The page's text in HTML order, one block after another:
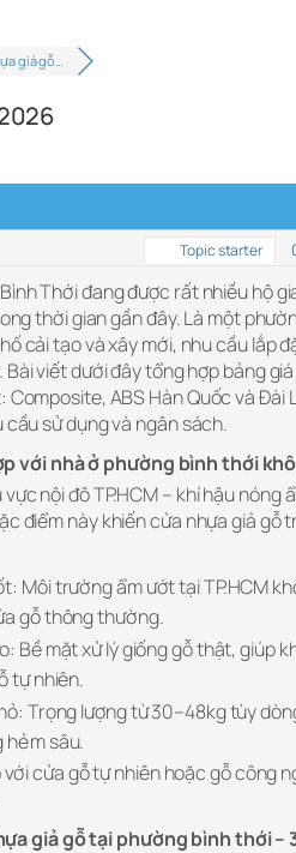
giả gỗ…
Topic starter
Thới đang được rất nhiều hộ
thời gian gần đây. Là một
cải tạo và xây mới, nhu cầu lắp
viết dưới đây tổng hợp bảng
ABS Hàn Quốc và Đài
sử dụng và ngân sách.
với nhà ở phường bình thới
nội đô TP.HCM – khí hậu nóng
điểm này khiến cửa nhựa giả gỗ
Môi trường ẩm ướt tại TP.HCM
gỗ thông thường.
Bề mặt xử lý giống gỗ thật, giúp
tự nhiên.
Trọng lượng từ 30–48kg tùy
hẻm sâu.
cửa gỗ tự nhiên hoặc gỗ công
giả gỗ tại phường bình thới –